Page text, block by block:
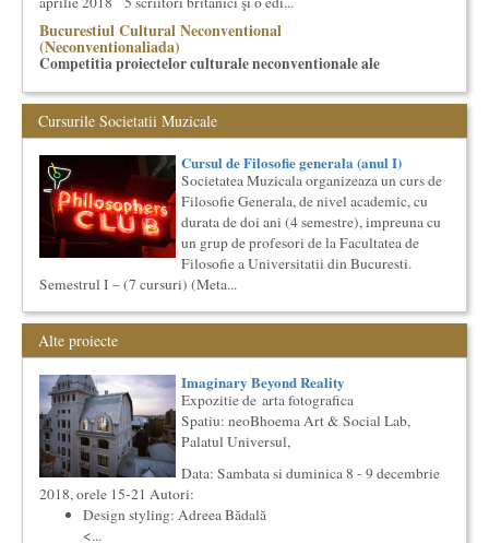
Bucurestiul Cultural Neconventional
(Neconventionaliada)
Competitia proiectelor culturale neconventionale ale
Bucurestiul Cultural Neconventional (sau Neconventionaliada
- nume provizoriu) are ca obiectiv prezentarea tuturor
proiectelo...
Cursul de Literatura universala: Marile texte literare ale
umanitatii
Societatea Muzicala organizeaza un curs de literatura
universala: „Marile texte si marile batalii culturale”. Este un
cu...
Cursul de Arta universala: Marile capodopere
Societatea Muzicala organizeaza un curs de arta universala:
con...
Cursul de Filosofie generala (anul II)
Societatea Muzicala organizeaza un curs de Filosofie
Generala, de nivel academic, cu durata de doi ani (4 semestre),
impreuna...
The Fever
By Wallace Shawn, with Simona Maicanescu
The Fever de Wallace Shawn, one-woman show cu Simona
Maicanescu, in engleza, supratitrat in romana; Spectacolul de
inchidere ...
Societatea Culturala
Cursurile Societatii Muzicale
Cursul de Filosofie generala (anul I)
Societatea Muzicala organizeaza un curs de
Filosofie Generala, de nivel academic, cu
durata de doi ani (4 semestre), impreuna cu
un grup de profesori de la Facultatea de
Filosofie a Universitatii din Bucuresti.
Semestrul I – (7 cursuri) (Meta...
Alte proiecte
Imaginary Beyond Reality
Expozitie de arta fotografica
Spatiu: neoBhoema Art & Social Lab,
Palatul Universul,
Data: Sambata si duminica 8 - 9 decembrie
2018, orele 15-21 Autori:
Design styling: Adreea Bădală
<...